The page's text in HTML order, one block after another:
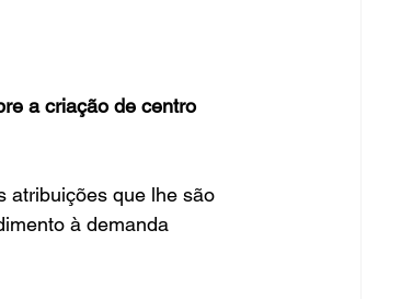
Concursos Públicos
a criação de centro
atribuições que lhe são
à demanda